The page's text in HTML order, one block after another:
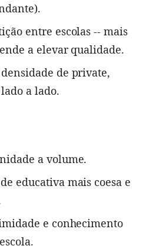
entre escolas -- mais
a elevar qualidade.
de private,
a lado.
a volume.
educativa mais coesa e
e conhecimento